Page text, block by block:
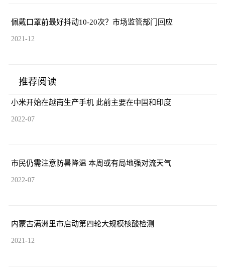
佩戴口罩前最好抖动10-20次？市场监管部门回应
2021-12
推荐阅读
小米开始在越南生产手机 此前主要在中国和印度
2022-07
市民仍需注意防暑降温 本周或有局地强对流天气
2022-07
内蒙古满洲里市启动第四轮大规模核酸检测
2021-12